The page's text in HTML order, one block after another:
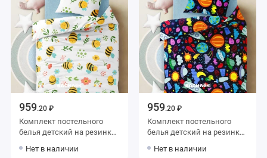
959.20 ₽
Комплект постельного
белья детский на резинке
наволочкой 40х60
Нет в наличии
959.20 ₽
Комплект постельного
белья детский на резинке
наволочкой 40х60 Космос
Нет в наличии